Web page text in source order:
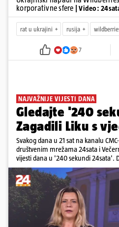
korporativne sfere
| Video:
rat u ukrajini rusija
7
NAJVAŽNIJE VIJESTI DANA
Gledajte '240
Zagadili Liku s
Svakog dana u 21 sat na kanalu
društvenim mrežama 24sata i
vijesti dana u '240 sekundi 24sata'.
Krnetić: Lika teško zagađena s
poginulih u nesreći u Zagrebu,
Žabna, Borba za život Denisa
otkaz...